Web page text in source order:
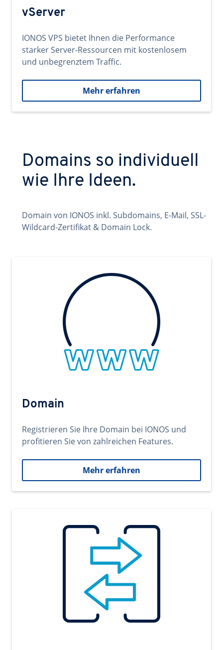
vServer
IONOS VPS bietet Ihnen die Performance
starker Server-Ressourcen mit kostenlosem
und unbegrenztem Traffic.
Mehr erfahren
Domains so individuell
wie Ihre Ideen.
Domain von IONOS inkl. Subdomains, E-Mail, SSL-
Wildcard-Zertifikat & Domain Lock.
Domain
Registrieren Sie Ihre Domain bei IONOS und
profitieren Sie von zahlreichen Features.
Mehr erfahren